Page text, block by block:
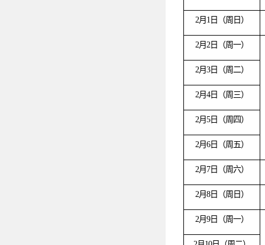
2月1日（周日）
2月2日（周一）
2月3日（周二）
2月4日（周三）
2月5日（周四）
2月6日（周五）
2月7日（周六）
2月8日（周日）
2月9日（周一）